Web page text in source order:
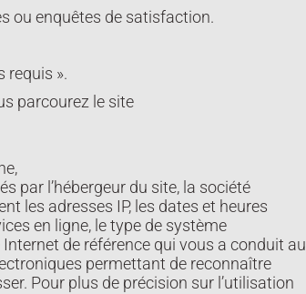
ou enquêtes de satisfaction.
requis ».
parcourez le site
par l’hébergeur du site, la société
les adresses IP, les dates et heures
en ligne, le type de système
de référence qui vous a conduit au
permettant de reconnaître
Pour plus de précision sur l’utilisation